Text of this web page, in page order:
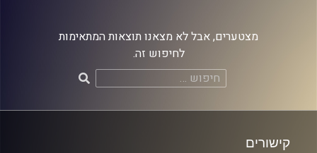
מצטערים, אבל לא מצאנו תוצאות המתאימות
לחיפוש זה.
חיפוש:
קישורים